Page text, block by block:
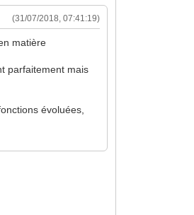
(31/07/2018, 07:41:19)
matière
parfaitement mais
évoluées,